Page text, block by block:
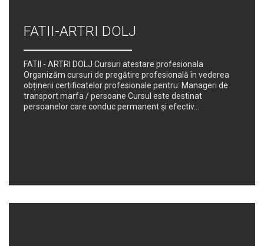
FATII-ARTRI DOLJ
FATII - ARTRI DOLJ Cursuri atestare profesionala
Organizăm cursuri de pregătire profesională în vederea
obținerii certificatelor profesionale pentru: Manageri de
transport marfa / persoane Cursul este destinat
persoanelor care conduc permanent şi efectiv...